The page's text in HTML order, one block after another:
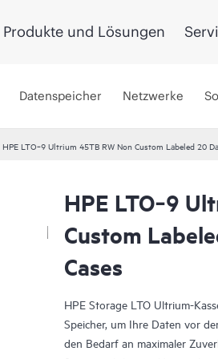
Produkte und Lösungen
Datenspeicher Netzwerke
HPE LTO‑9 Ultrium 45TB RW Non Custom Labeled 20
HPE LTO‑9
Custom
Cases
HPE Storage LTO Ultrium-
Speicher, um Ihre Daten vor
den Bedarf an maximaler